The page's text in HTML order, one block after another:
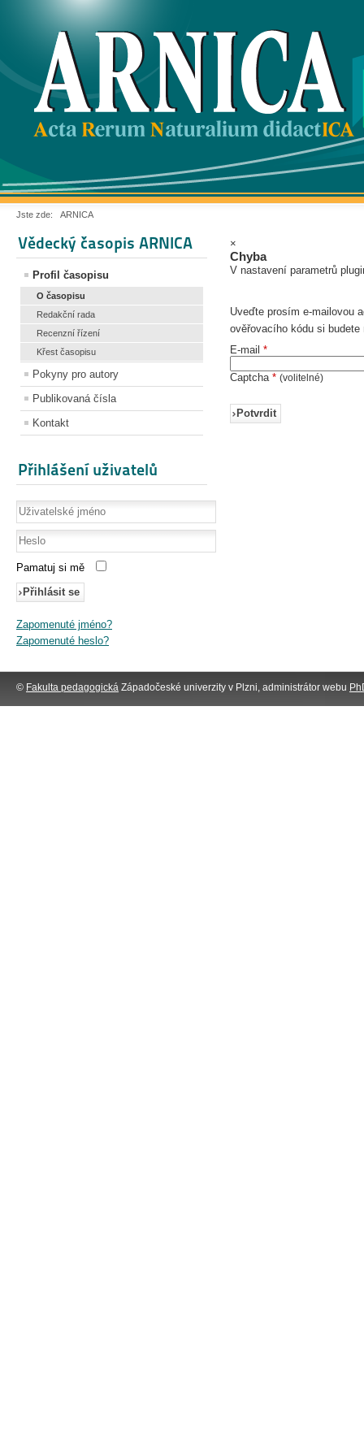
Jste zde: ARNICA
Vědecký časopis ARNICA
Profil časopisu
O časopisu
Redakční rada
Recenzní řízení
Křest časopisu
Pokyny pro autory
Publikovaná čísla
Kontakt
Přihlášení uživatelů
Pamatuj si mě
Přihlásit se
Zapomenuté jméno?
Zapomenuté heslo?
×
Chyba
V nastavení parametrů
Uveďte prosím e-mailovou
ověřovacího kódu si
E-mail *
Captcha* (volitelné)
Potvrdit
© Fakulta pedagogická Západočeské univerzity v Plzni, administrátor webu